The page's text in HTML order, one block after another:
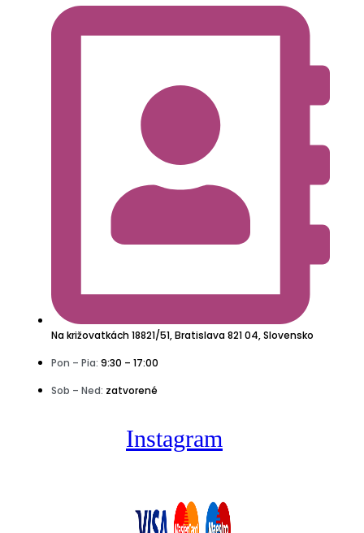
Na križovatkách 18821/51, Bratislava 821 04, Slovensko
Pon – Pia: 9:30 – 17:00
Sob – Ned: zatvorené
Instagram